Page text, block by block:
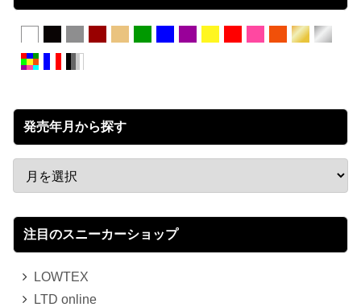
発売年月から探す
注目のスニーカーショップ
LOWTEX
LTD online